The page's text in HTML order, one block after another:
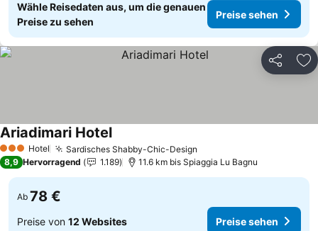
Wähle Reisedaten aus, um die genauen
Preise zu sehen
Preise sehen
Teilen
3 SterneHotel Sardisches Shabby-Chic-Design
Ariadimari Hotel
8,9 Hervorragend 1.189 11.6 km bis Spiaggia Lu Bagnu
Ab 78 €
Preise von 12 Websites Preise sehen